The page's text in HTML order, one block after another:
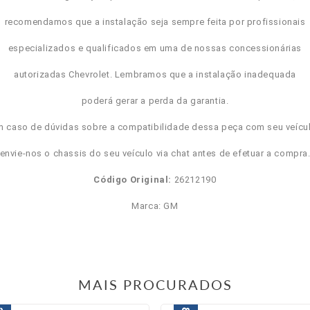
recomendamos que a instalação seja sempre feita por profissionais
especializados e qualificados em uma de nossas concessionárias
autorizadas Chevrolet. Lembramos que a instalação inadequada
poderá gerar a perda da garantia.
caso de dúvidas sobre a compatibilidade dessa peça com seu
envie-nos o chassis do seu veículo via chat antes de efetuar a compra.
Código Original: 26212190
Marca: GM
MAIS PROCURADOS